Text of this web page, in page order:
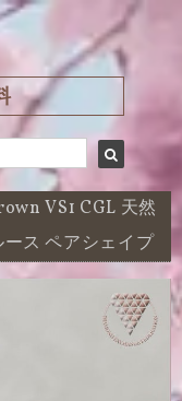
VS1 CGL 天然
ス ペアシェイプ